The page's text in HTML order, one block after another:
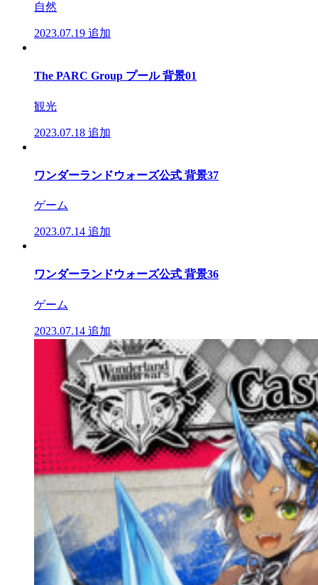
自然
2023.07.19 追加
The PARC Group プール 背景01
観光
2023.07.18 追加
ワンダーランドウォーズ公式 背景37
ゲーム
2023.07.14 追加
ワンダーランドウォーズ公式 背景36
ゲーム
2023.07.14 追加